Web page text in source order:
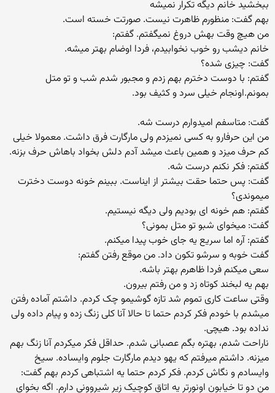
ببخشید خانم دیگه تکرار نمیشه
بهم گفت: منظورم ظاهرت نیست. صورتت خسته است.
من هیچ وقت بهش دروغ نمیگفتم. گفتم:
خانم دیشب رو خوب نخوابیدم، فردا اوضام بهتر میشه.
گفت: چیزی شده؟
گفتم: با دوست دخترم بهم زدم و مجبور شدم شب و تو متل
بمونم.اونجام خیلی سرد و کثیف بود.
گفت: متاسفم امیدوارم درست شه.
من این حرفارو به کسی نمیزدم ولی مارگارت فرق داشت. معمولا خیلی
کم حرف میزد و همین باعث میشد آدم دلش بخواد باهاش حرف بزنه.
گفتم: فکر نکنم درست شه.
گفت: پس حتما حقت بیشتر از ایناست. ببینم خونه دوست دخترت
میموندی؟
گفتم: هم خونه ای بودیم ولی دیگه نیستیم.
گفت: میخوای شبو تو متل بمونی؟
گفتم: آره اما سریع یه جای خوب پیدا میکنم.
گفت خوبه و سرشو تکون داد. من موقع رفتن گفتم:
سعی میکنم فردا ظاهرم بهتر باشه.
بهم یه لبخند کوتاه زد و من رفتم بیرون.
وقتی ساعت کاری تموم شد تازه گوشیمو چک کردم. داشتم آماده رفتن
میشدم با خودم فکر کردم حتما تا حالا آنا کلی زنگ زده و پیام داده ولی
نداده بود. هیچی.
ناراحت شدم، بهتره بگم عصبانی شدم. حداقل فکر میکردم آنا زنگ بهم
میزنه. داشتم میرفتم که یهو دیدم مارگارت جلوم وایساده. سیخ
وایسادم و نگاش کردم. فکر کردم حتما یه اشتباهی کردم بهم گفت:
من دو تا خیابون اونورتر یه اتاق کوچیک زیر شیروونی دارم. اگه بخوای